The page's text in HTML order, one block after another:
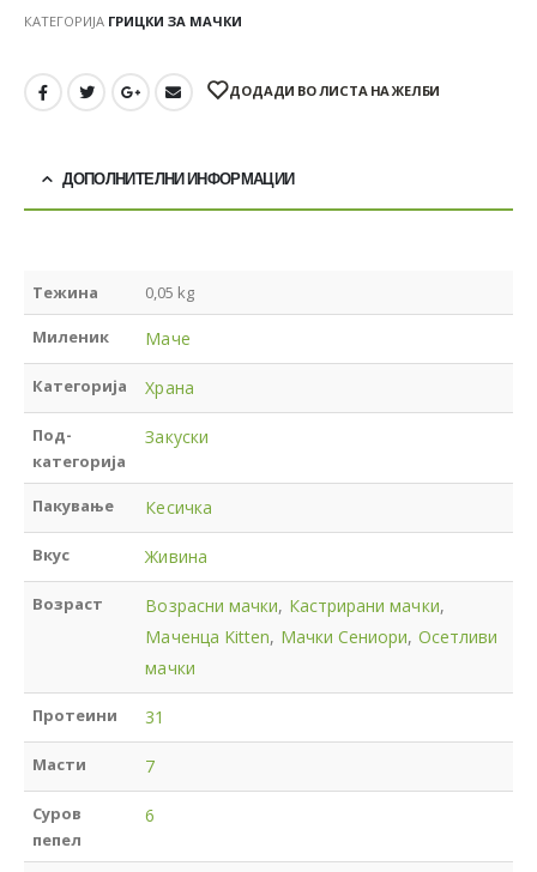
КАТЕГОРИЈА ГРИЦКИ ЗА МАЧКИ
ДОДАДИ ВО ЛИСТА НА ЖЕЛБИ
ДОПОЛНИТЕЛНИ ИНФОРМАЦИИ
Тежина 0,05 kg
Миленик Маче
Категорија Храна
Под-
категорија
Закуски
Пакување Кесичка
Вкус Живина
Возраст Возрасни мачки, Кастрирани мачки,
Маченца Kitten, Мачки Сениори, Осетливи
мачки
Протеини 31
Масти 7
Суров
пепел
6